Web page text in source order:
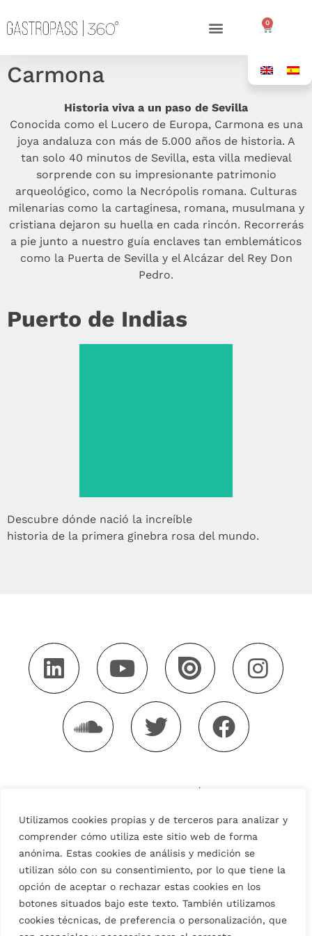
Utilizamos cookies propias y de terceros para analizar y
comprender cómo utiliza este sitio web de forma
anónima. Estas cookies de análisis y medición se
utilizan sólo con su consentimiento, por lo que tiene la
opción de aceptar o rechazar estas cookies en los
botones situados bajo este texto. También utilizamos
cookies técnicas, de preferencia o personalización, que
0
Carmona
Historia viva a un paso de Sevilla
Conocida como el Lucero de Europa, Carmona es una
joya andaluza con más de 5.000 años de historia. A
tan solo 40 minutos de Sevilla, esta villa medieval
sorprende con su impresionante patrimonio
arqueológico, como la Necrópolis romana. Culturas
milenarias como la cartaginesa, romana, musulmana y
cristiana dejaron su huella en cada rincón. Recorrerás
a pie junto a nuestro guía enclaves tan emblemáticos
como la Puerta de Sevilla y el Alcázar del Rey Don
Pedro.
Puerto de Indias
Descubre dónde nació la increíble
historia de la primera ginebra rosa del mundo.
Aviso legal
Política de privacidad
Política de cookies
Condiciones generales de Uso
Condiciones Generales de Venta